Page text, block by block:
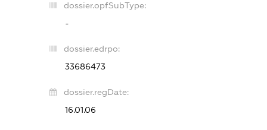
dossier.opfSubType:
-
dossier.edrpo:
33686473
dossier.regDate:
16.01.06